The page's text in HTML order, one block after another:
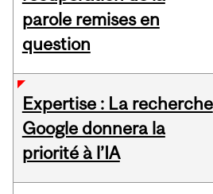
parole remises en
question
Expertise : La recherche
Google donnera la
priorité à l’IA